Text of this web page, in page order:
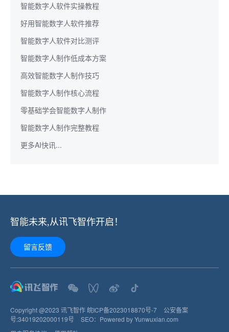
智能数字人软件实操教程
好用智能数字人软件推荐
智能数字人软件对比测评
智能数字人制作低成本方案
高效智能数字人制作技巧
智能数字人制作核心流程
零基础学会智能数字人制作
智能数字人制作完整教程
更多AI快讯...
智能未来,从讯飞智作开启！
留言反馈
Copyright @2023 讯飞智作 皖ICP备2023018870号-7
公安备案
号:34019202000119号 SEO： Powered by Yunwuxian.com